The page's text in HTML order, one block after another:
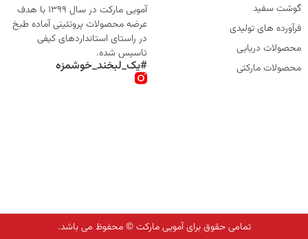
گوشت سفید
فرآورده های تولیدی
محصولات دریایی
محصولات مارکتی
آمویی مارکت در سال 1399 با هدف
عرضه محصولات پروتئینی آماده طبخ
در راستای استانداردهای کیفی
تاسیس شده.
#یک_لبخند_خوشمزه
تمامی حقوق برای آمویی مارکت © محفوظ می باشد.